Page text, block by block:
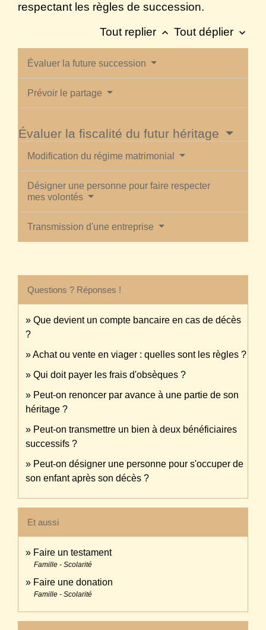
respectant les règles de succession.
Tout replier keyboard_arrow_up Tout déplier keyboard_arrow_down
Évaluer la future succession
Prévoir le partage
Évaluer la fiscalité du futur héritage
Modification du régime matrimonial
Désigner une personne pour faire respecter
mes volontés
Transmission d'une entreprise
Questions ? Réponses !
Que devient un compte bancaire en cas de décès
?
Achat ou vente en viager : quelles sont les règles ?
Qui doit payer les frais d'obsèques ?
Peut-on renoncer par avance à une partie de son
héritage ?
Peut-on transmettre un bien à deux bénéficiaires
successifs ?
Peut-on désigner une personne pour s'occuper de
son enfant après son décès ?
Et aussi
Faire un testament
Famille - Scolarité
Faire une donation
Famille - Scolarité